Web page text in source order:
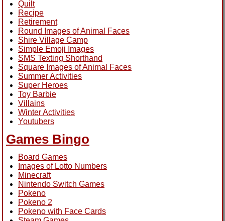
Quilt
Recipe
Retirement
Round Images of Animal Faces
Shire Village Camp
Simple Emoji Images
SMS Texting Shorthand
Square Images of Animal Faces
Summer Activities
Super Heroes
Toy Barbie
Villains
Winter Activities
Youtubers
Games Bingo
Board Games
Images of Lotto Numbers
Minecraft
Nintendo Switch Games
Pokeno
Pokeno 2
Pokeno with Face Cards